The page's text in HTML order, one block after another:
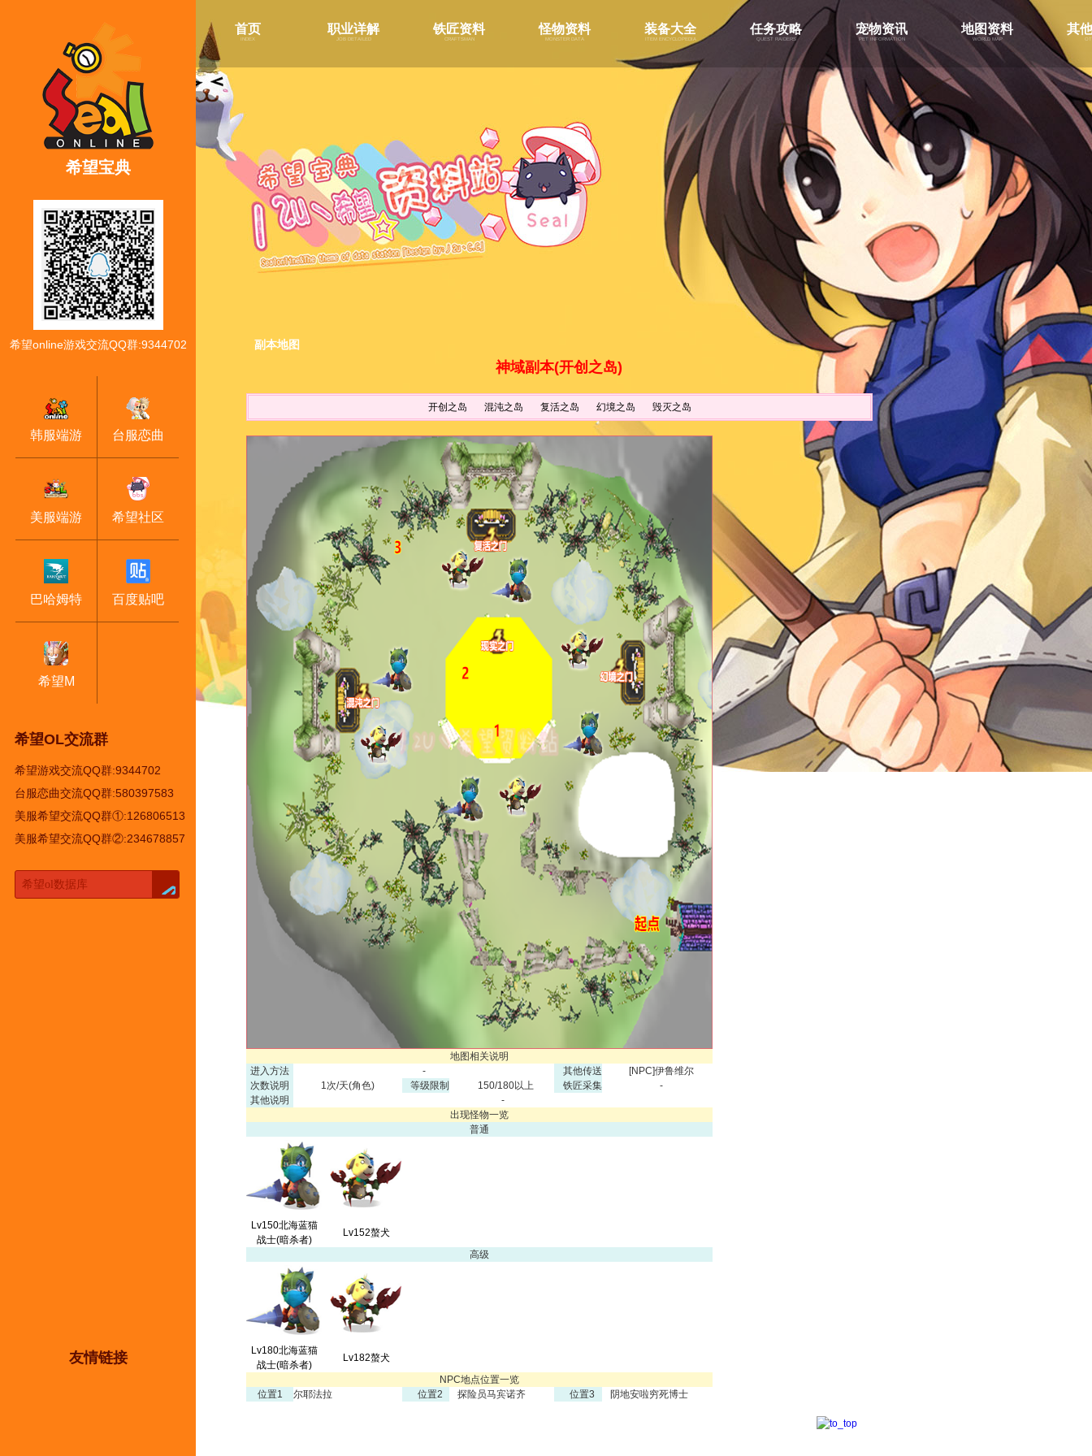
希望宝典
希望online游戏交流QQ群:9344702
韩服端游 台服恋曲
美服端游 希望社区
巴哈姆特 百度贴吧
希望M
希望OL交流群
希望游戏交流QQ群:9344702
台服恋曲交流QQ群:580397583
美服希望交流QQ群①:126806513
美服希望交流QQ群②:234678857
友情链接
首页
index
职业详解
job detailed
铁匠资料
craftsman
怪物资料
monster data
装备大全
item encyclopedia
任务攻略
quest raiders
宠物资讯
pet information
地图资料
world map
其
副本地图
神域副本(开创之岛)
开创之岛 混沌之岛 复活之岛 幻境之岛 毁灭之岛
地图相关说明
进入方法
- 其他传送
[NPC]伊鲁维尔
次数说明
1次/天(角色) 等级限制 150/180以上 铁匠采集
-
其他说明
-
出现怪物一览
普通
Lv150北海蓝猫
战士(暗杀者)
Lv152螯犬
高级
Lv180北海蓝猫
战士(暗杀者)
Lv182螯犬
NPC地点位置一览
位置1
尔耶法拉 位置2 探险员马宾诺齐 位置3 阴地安啦穷死博士